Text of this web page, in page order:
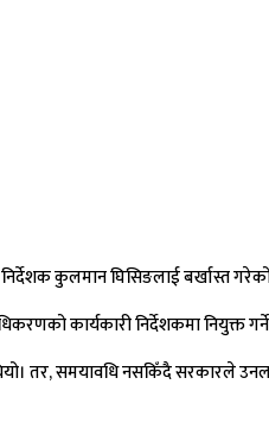
कुलमान घिसिङलाई बर्खास्त
कार्यकारी निर्देशकमा नियुक्त
तर, समयावधि नसकिँदै सरकारले